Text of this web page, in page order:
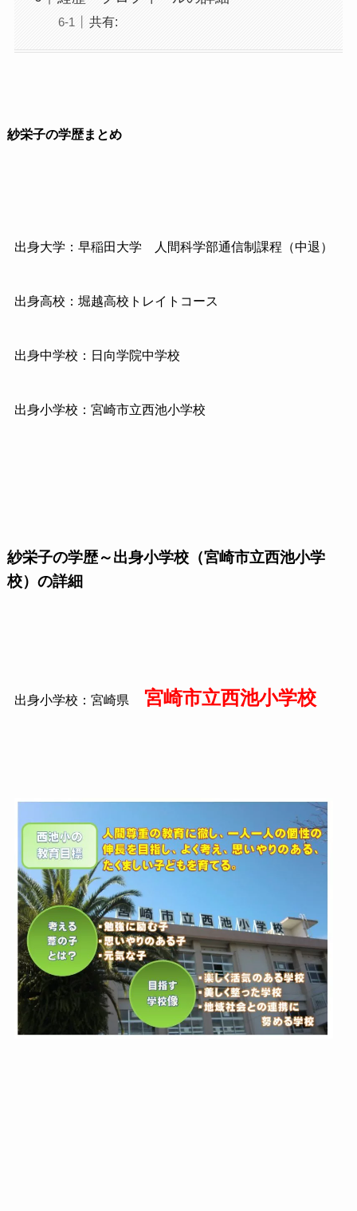
共有:
紗栄子の学歴まとめ
出身大学：早稲田大学 人間科学部通信制課程（中退）
出身高校：堀越高校トレイトコース
出身中学校：日向学院中学校
出身小学校：宮崎市立西池小学校
紗栄子の学歴～出身小学校（宮崎市立西池小学
校）の詳細
出身小学校：宮崎県 宮崎市立西池小学校